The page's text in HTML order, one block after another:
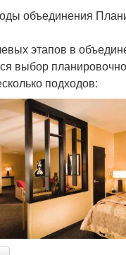
объединения
этапов в
выбор
подходов: